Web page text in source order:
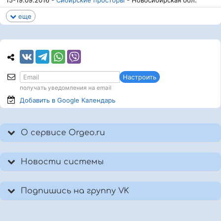
еще
Настроить
получать уведомления на email
Добавить в Google Календарь
О сервисе Orgeo.ru
Новости системы
Подпишись на группу VK